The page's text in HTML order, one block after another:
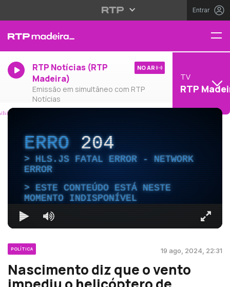
Entrar
RTP Notícias (RTP
Madeira)
Emissão em simultâneo com RTP
Notícias
NO AR
TV
RTP
ERRO204
HLS.JS FATAL ERROR - NETWORK
ERROR
ESTE CONTEÚDO ESTÁ NESTE
MOMENTO INDISPONÍVEL
POLÍTICA 19 ago, 2024, 22:31
Nascimento diz que o vento